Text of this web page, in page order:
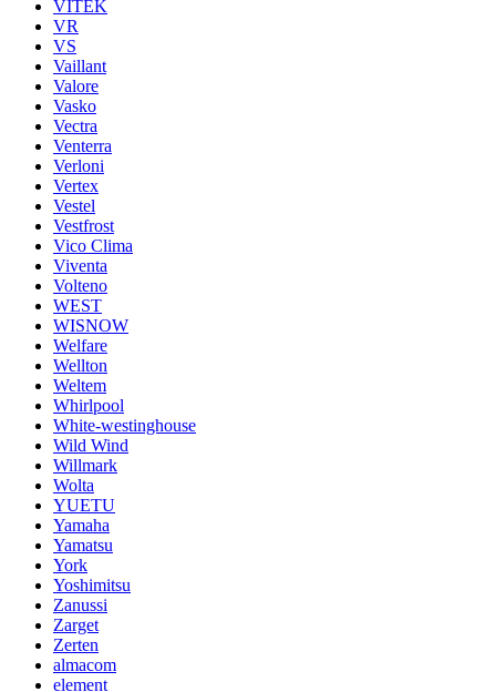
VITEK
VR
VS
Vaillant
Valore
Vasko
Vectra
Venterra
Verloni
Vertex
Vestel
Vestfrost
Vico Clima
Viventa
Volteno
WEST
WISNOW
Welfare
Wellton
Weltem
Whirlpool
White-westinghouse
Wild Wind
Willmark
Wolta
YUETU
Yamaha
Yamatsu
York
Yoshimitsu
Zanussi
Zarget
Zerten
almacom
element